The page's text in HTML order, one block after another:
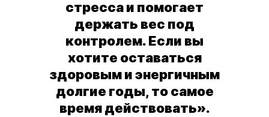
стресса и помогает
держать вес под
контролем. Если вы
хотите оставаться
здоровым и энергичным
долгие годы, то самое
время действовать».